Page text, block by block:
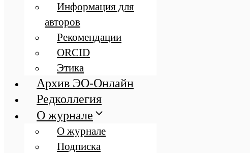
Информация для
авторов
Рекомендации
ORCID
Этика
Архив ЭО-Онлайн
Редколлегия
О журнале
О журнале
Подписка